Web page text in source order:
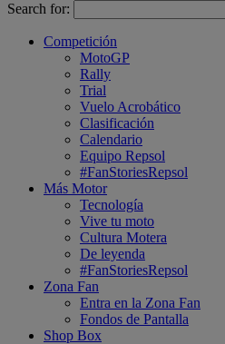
Search for:
Competición
MotoGP
Rally
Trial
Vuelo Acrobático
Clasificación
Calendario
Equipo Repsol
#FanStoriesRepsol
Más Motor
Tecnología
Vive tu moto
Cultura Motera
De leyenda
#FanStoriesRepsol
Zona Fan
Entra en la Zona Fan
Fondos de Pantalla
Shop Box